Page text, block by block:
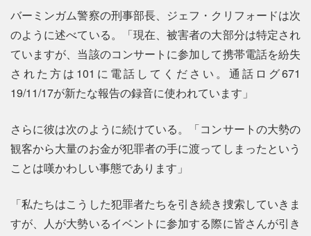
バーミンガム警察の刑事部長、ジェフ・クリフォードは次
のように述べている。「現在、被害者の大部分は特定され
ていますが、当該のコンサートに参加して携帯電話を紛失
された方は101に電話してください。通話ログ671
19/11/17が新たな報告の録音に使われています」
さらに彼は次のように続けている。「コンサートの大勢の
観客から大量のお金が犯罪者の手に渡ってしまったという
ことは嘆かわしい事態であります」
「私たちはこうした犯罪者たちを引き続き捜索していきま
すが、人が大勢いるイベントに参加する際に皆さんが引き